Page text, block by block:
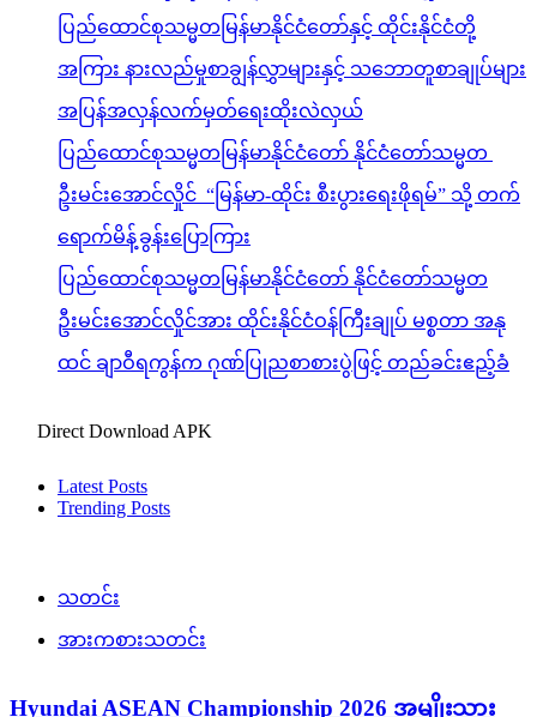
ပြည်ထောင်စုသမ္မတမြန်မာနိုင်ငံတော် နိုင်ငံတော်သမ္မတ
ဦးမင်းအောင်လှိုင် “မြန်မာ-ထိုင်း စီးပွားရေးဖိုရမ်” သို့ တက်
ရောက်မိန့်ခွန်းပြောကြား
ပြည်ထောင်စုသမ္မတမြန်မာနိုင်ငံတော် နိုင်ငံတော်သမ္မတ
ဦးမင်းအောင်လှိုင်အား ထိုင်းနိုင်ငံဝန်ကြီးချုပ် မစ္စတာ အနု
ထင် ချာဝီရကွန်က ဂုဏ်ပြုညစာစားပွဲဖြင့် တည်ခင်းဧည့်ခံ
Direct Download APK
Latest Posts
Trending Posts
အားကစားသတင်း
Hyundai ASEAN Championship 2026 အမျိုးသား
ဘောလုံးပြိုင်ပွဲ၊ အုပ်စုအဆင့် မြန်မာအသင်းနှင့် ထိုင်း